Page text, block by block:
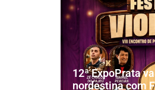
12ª ExpoPrata
nordestina com